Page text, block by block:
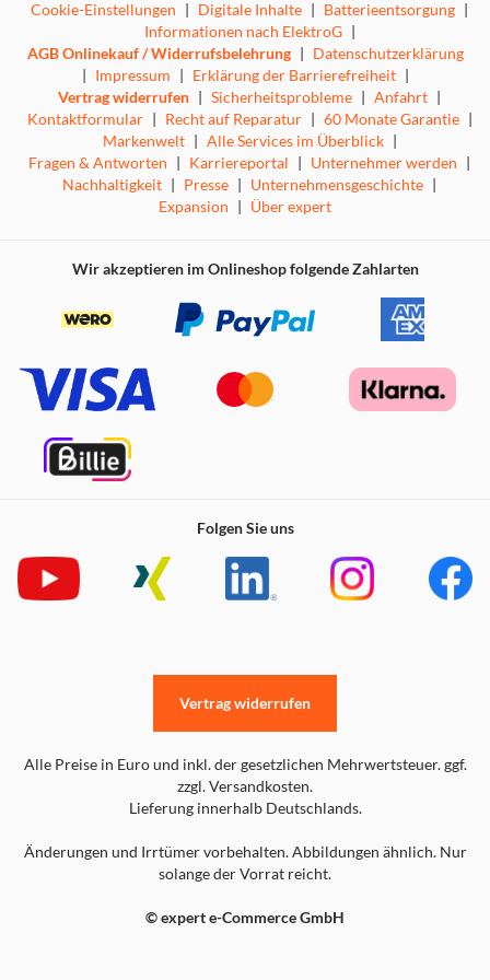
Cookie-Einstellungen | Digitale Inhalte | Batterieentsorgung |
Informationen nach ElektroG |
AGB Onlinekauf / Widerrufsbelehrung | Datenschutzerklärung
| Impressum | Erklärung der Barrierefreiheit |
Vertrag widerrufen | Sicherheitsprobleme | Anfahrt |
Kontaktformular | Recht auf Reparatur | 60 Monate Garantie |
Markenwelt | Alle Services im Überblick |
Fragen & Antworten | Karriereportal | Unternehmer werden |
Nachhaltigkeit | Presse | Unternehmensgeschichte |
Expansion | Über expert
Wir akzeptieren im Onlineshop folgende Zahlarten
Folgen Sie uns
Alle Preise in Euro und inkl. der gesetzlichen Mehrwertsteuer. ggf.
zzgl. Versandkosten.
Lieferung innerhalb Deutschlands.
Änderungen und Irrtümer vorbehalten. Abbildungen ähnlich. Nur
solange der Vorrat reicht.
© expert e-Commerce GmbH
Vertrag widerrufen